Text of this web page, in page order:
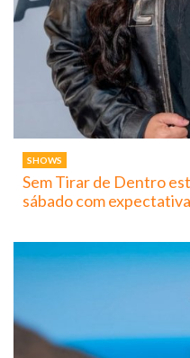
SHOWS
Sem Tirar de Dentro
sábado com